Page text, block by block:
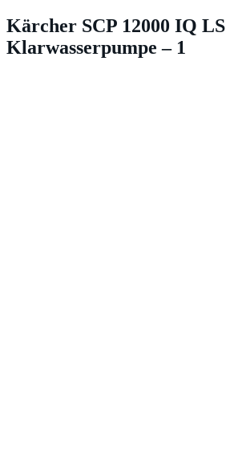
Kärcher SCP 12000 IQ LS
Klarwasserpumpe – 1